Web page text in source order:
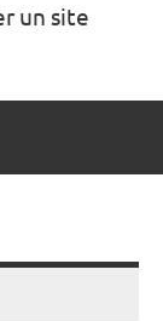
un site